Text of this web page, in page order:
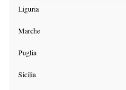
Liguria
Marche
Puglia
Sicilia